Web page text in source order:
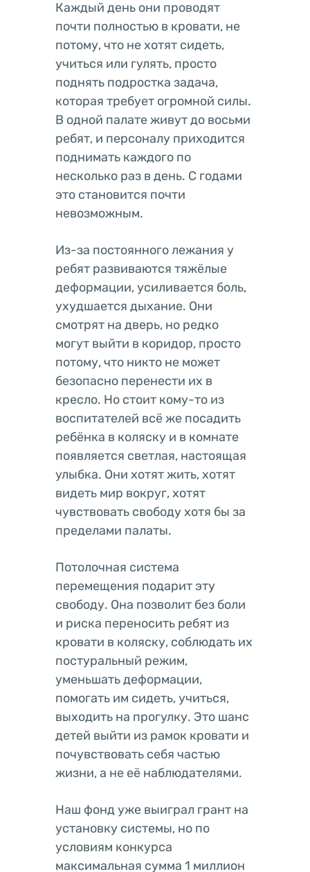
Каждый день они проводят
почти полностью в кровати, не
потому, что не хотят сидеть,
учиться или гулять, просто
поднять подростка задача,
которая требует огромной силы.
В одной палате живут до восьми
ребят, и персоналу приходится
поднимать каждого по
несколько раз в день. С годами
это становится почти
невозможным.
Из-за постоянного лежания у
ребят развиваются тяжёлые
деформации, усиливается боль,
ухудшается дыхание. Они
смотрят на дверь, но редко
могут выйти в коридор, просто
потому, что никто не может
безопасно перенести их в
кресло. Но стоит кому-то из
воспитателей всё же посадить
ребёнка в коляску и в комнате
появляется светлая, настоящая
улыбка. Они хотят жить, хотят
видеть мир вокруг, хотят
чувствовать свободу хотя бы за
пределами палаты.
Потолочная система
перемещения подарит эту
свободу. Она позволит без боли
и риска переносить ребят из
кровати в коляску, соблюдать их
постуральный режим,
уменьшать деформации,
помогать им сидеть, учиться,
выходить на прогулку. Это шанс
детей выйти из рамок кровати и
почувствовать себя частью
жизни, а не её наблюдателями.
Наш фонд уже выиграл грант на
установку системы, но по
условиям конкурса
максимальная сумма 1 миллион